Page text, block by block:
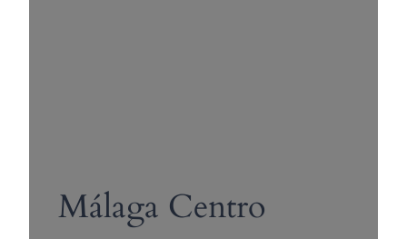
Málaga Centro